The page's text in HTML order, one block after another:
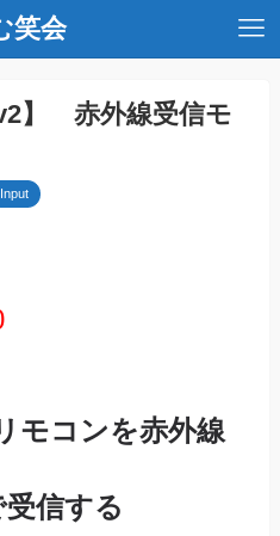
笑会
】 赤外線受信モ
Input
コンを赤外線
信する